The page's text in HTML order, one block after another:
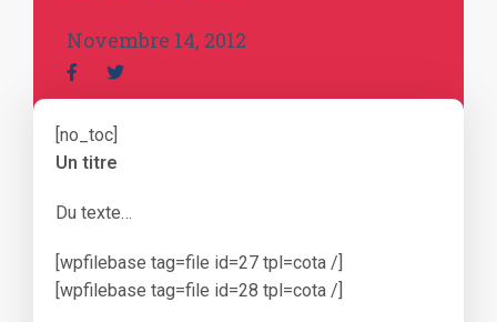
Novembre 14, 2012
[no_toc]
Un titre
Du texte…
[wpfilebase tag=file id=27 tpl=cota /]
[wpfilebase tag=file id=28 tpl=cota /]